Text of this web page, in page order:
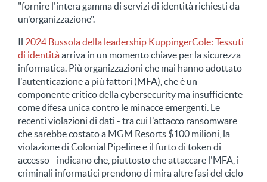
"fornire l'intera gamma di servizi di identità richiesti da
un'organizzazione".
Il 2024 Bussola della leadership KuppingerCole: Tessuti
di identitàarriva in un momento chiave per la sicurezza
informatica. Più organizzazioni che mai hanno adottato
l'autenticazione a più fattori (MFA), che è un
componente critico della cybersecurity ma insufficiente
come difesa unica contro le minacce emergenti. Le
recenti violazioni di dati - tra cui l'attacco ransomware
che sarebbe costato a MGM Resorts $100 milioni, la
violazione di Colonial Pipeline e il furto di token di
accesso - indicano che, piuttosto che attaccare l'MFA, i
criminali informatici prendono di mira altre fasi del ciclo